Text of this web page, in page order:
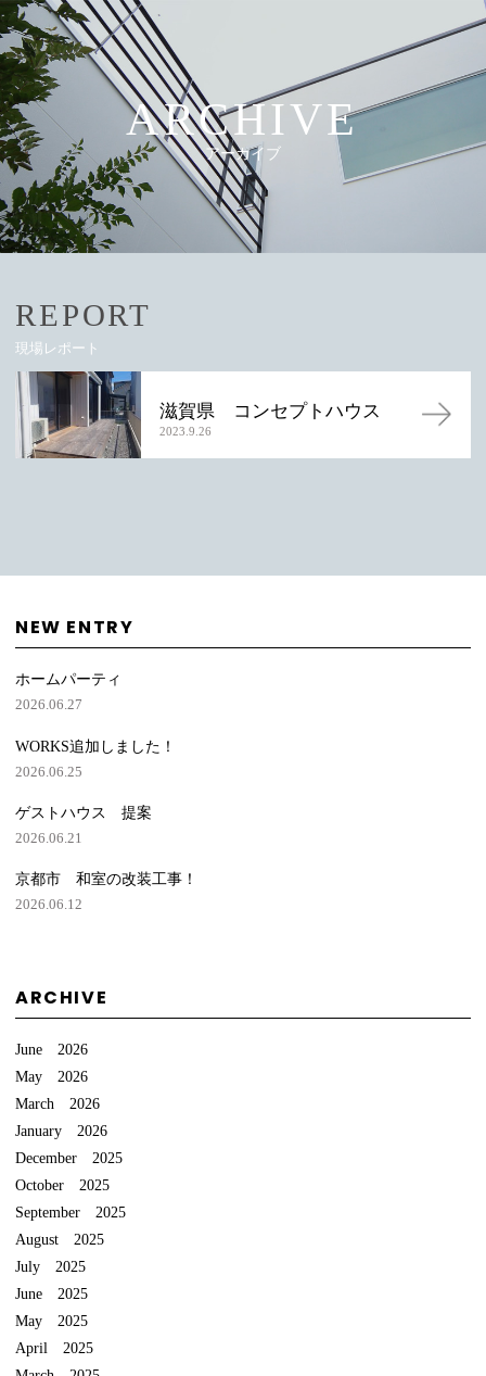
ARCHIVE
アーカイブ
REPORT
現場レポート
滋賀県 コンセプトハウス
2023.9.26
NEW ENTRY
ホームパーティ
2026.06.27
WORKS追加しました！
2026.06.25
ゲストハウス 提案
2026.06.21
京都市 和室の改装工事！
2026.06.12
ARCHIVE
June 2026
May 2026
March 2026
January 2026
December 2025
October 2025
September 2025
August 2025
July 2025
June 2025
May 2025
April 2025